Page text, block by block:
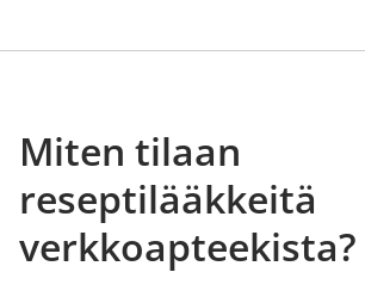
Miten tilaan
reseptilääkkeitä
verkkoapteekista?